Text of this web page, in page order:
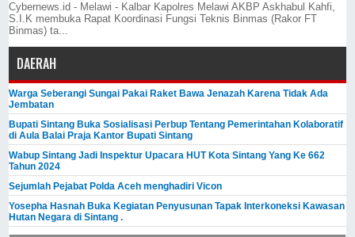
Cybernews.id - Melawi - Kalbar Kapolres Melawi AKBP Askhabul Kahfi,
S.I.K membuka Rapat Koordinasi Fungsi Teknis Binmas (Rakor FT
Binmas) ta...
DAERAH
Warga Seberangi Sungai Pakai Raket Bawa Jenazah Karena Tidak Ada
Jembatan
Bupati Sintang Buka Sosialisasi Perbup Tentang Pemerintahan Kolaboratif
di Aula Balai Praja Kantor Bupati Sintang
Wabup Sintang Jadi Inspektur Upacara HUT Kota Sintang Yang Ke 662
Tahun 2024
Sejumlah Pejabat Polda Aceh menghadiri Vicon
Yosepha Hasnah Buka Kegiatan Penyusunan Tapak Interkoneksi Kawasan
Hutan Negara di Sintang .